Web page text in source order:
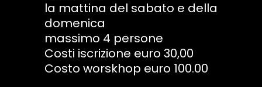
la mattina del sabato e della
domenica
massimo 4 persone
Costi iscrizione euro 30,00
Costo worskhop euro 100.00